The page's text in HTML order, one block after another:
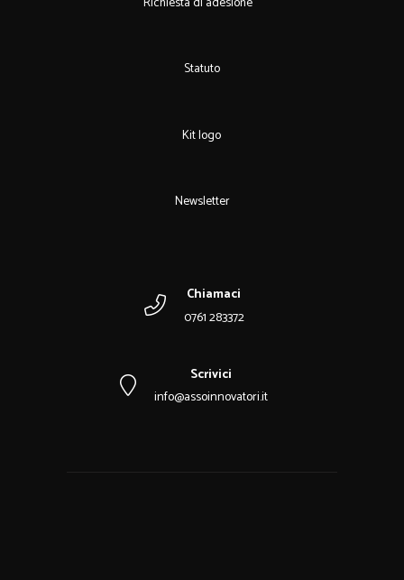
Statuto
Kit logo
Newsletter
Chiamaci
0761 283372
Scrivici
info@assoinnovatori.it